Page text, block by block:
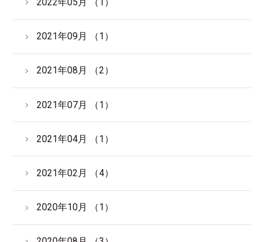
2022年05月 （1）
2021年09月 （1）
2021年08月 （2）
2021年07月 （1）
2021年04月 （1）
2021年02月 （4）
2020年10月 （1）